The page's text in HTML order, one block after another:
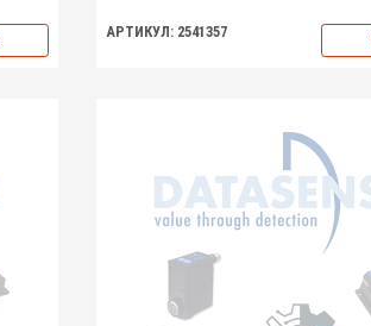
АРТИКУЛ: 2541357